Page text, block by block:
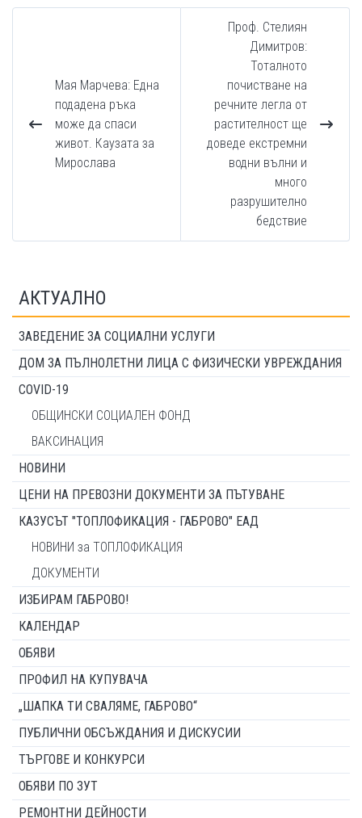
Мая Марчева: Една
подадена ръка
може да спаси
живот. Каузата за
Мирослава
Проф. Стелиян
Димитров:
Тоталното
почистване на
речните легла от
растителност ще
доведе екстремни
водни вълни и
много
разрушително
бедствие
АКТУАЛНО
ЗАВЕДЕНИЕ ЗА СОЦИАЛНИ УСЛУГИ
ДОМ ЗА ПЪЛНОЛЕТНИ ЛИЦА С ФИЗИЧЕСКИ УВРЕЖДАНИЯ
COVID-19
ОБЩИНСКИ СОЦИАЛЕН ФОНД
ВАКСИНАЦИЯ
НОВИНИ
ЦЕНИ НА ПРЕВОЗНИ ДОКУМЕНТИ ЗА ПЪТУВАНЕ
КАЗУСЪТ "ТОПЛОФИКАЦИЯ - ГАБРОВО" ЕАД
НОВИНИ за ТОПЛОФИКАЦИЯ
ДОКУМЕНТИ
ИЗБИРАМ ГАБРОВО!
КАЛЕНДАР
ОБЯВИ
ПРОФИЛ НА КУПУВАЧА
„ШАПКА ТИ СВАЛЯМЕ, ГАБРОВО“
ПУБЛИЧНИ ОБСЪЖДАНИЯ И ДИСКУСИИ
ТЪРГОВЕ И КОНКУРСИ
ОБЯВИ ПО ЗУТ
РЕМОНТНИ ДЕЙНОСТИ